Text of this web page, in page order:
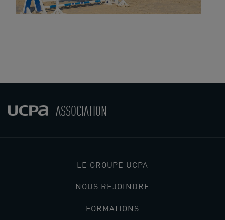
ASSOCIATION
LE GROUPE UCPA
NOUS REJOINDRE
FORMATIONS